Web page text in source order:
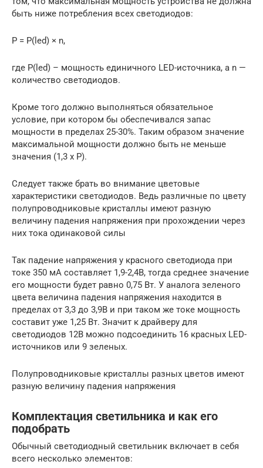
быть ниже потребления всех светодиодов:
P = P(led) × n,
где P(led) – мощность единичного LED-источника, а n —
количество светодиодов.
Кроме того должно выполняться обязательное
условие, при котором бы обеспечивался запас
мощности в пределах 25-30%. Таким образом значение
максимальной мощности должно быть не меньше
значения (1,3 х P).
Следует также брать во внимание цветовые
характеристики светодиодов. Ведь различные по цвету
полупроводниковые кристаллы имеют разную
величину падения напряжения при прохождении через
них тока одинаковой силы
Так падение напряжения у красного светодиода при
токе 350 мА составляет 1,9-2,4В, тогда среднее значение
его мощности будет равно 0,75 Вт. У аналога зеленого
цвета величина падения напряжения находится в
пределах от 3,3 до 3,9В и при таком же токе мощность
составит уже 1,25 Вт. Значит к драйверу для
светодиодов 12В можно подсоединить 16 красных LED-
источников или 9 зеленых.
Полупроводниковые кристаллы разных цветов имеют
разную величину падения напряжения
Комплектация светильника и как его
подобрать
Обычный светодиодный светильник включает в себя
всего несколько элементов: